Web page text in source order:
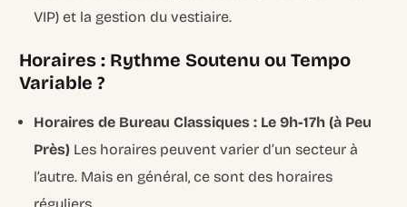
VIP) et la gestion du vestiaire.
Horaires : Rythme Soutenu ou Tempo
Variable ?
Horaires de Bureau Classiques : Le 9h-17h (à Peu
Près) Les horaires peuvent varier d’un secteur à
l’autre. Mais en général, ce sont des horaires
réguliers.